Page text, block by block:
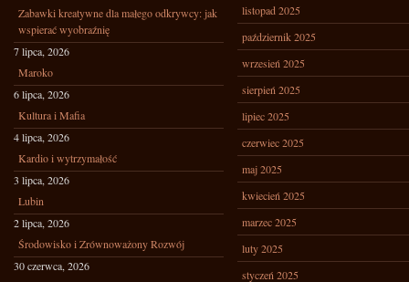
Zabawki kreatywne dla małego odkrywcy: jak
wspierać wyobraźnię
7 lipca, 2026
Maroko
6 lipca, 2026
Kultura i Mafia
4 lipca, 2026
Kardio i wytrzymałość
3 lipca, 2026
Lubin
2 lipca, 2026
Środowisko i Zrównoważony Rozwój
30 czerwca, 2026
listopad 2025
październik 2025
wrzesień 2025
sierpień 2025
lipiec 2025
czerwiec 2025
maj 2025
kwiecień 2025
marzec 2025
luty 2025
styczeń 2025